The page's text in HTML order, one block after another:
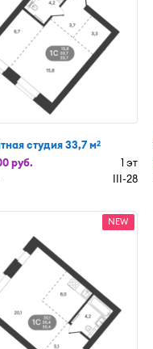
студия 33,7 м2
руб.
1 эт
III-28
NEW